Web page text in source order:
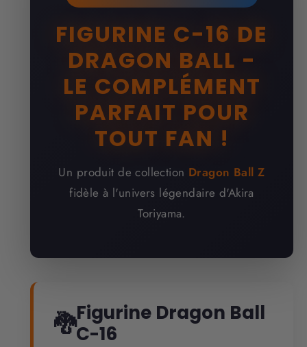
FIGURINE C-16 DE
DRAGON BALL -
LE COMPLÉMENT
PARFAIT POUR
TOUT FAN !
Un produit de collection Dragon Ball Z
fidèle à l'univers légendaire d'Akira
Toriyama.
🐉Figurine Dragon Ball
C-16